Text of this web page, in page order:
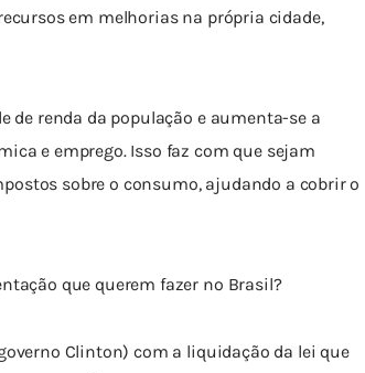
em melhorias na própria cidade,
de renda da população e aumenta-se a
e emprego. Isso faz com que sejam
sobre o consumo, ajudando a cobrir o
que querem fazer no Brasil?
Clinton) com a liquidação da lei que